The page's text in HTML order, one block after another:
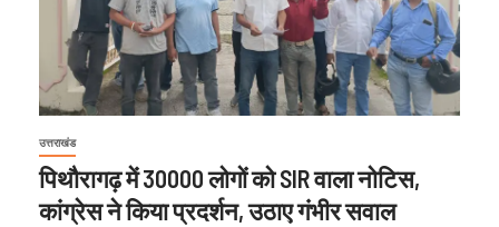
उत्तराखंड
पिथौरागढ़ में 30000 लोगों को SIR वाला नोटिस,
कांग्रेस ने किया प्रदर्शन, उठाए गंभीर सवाल